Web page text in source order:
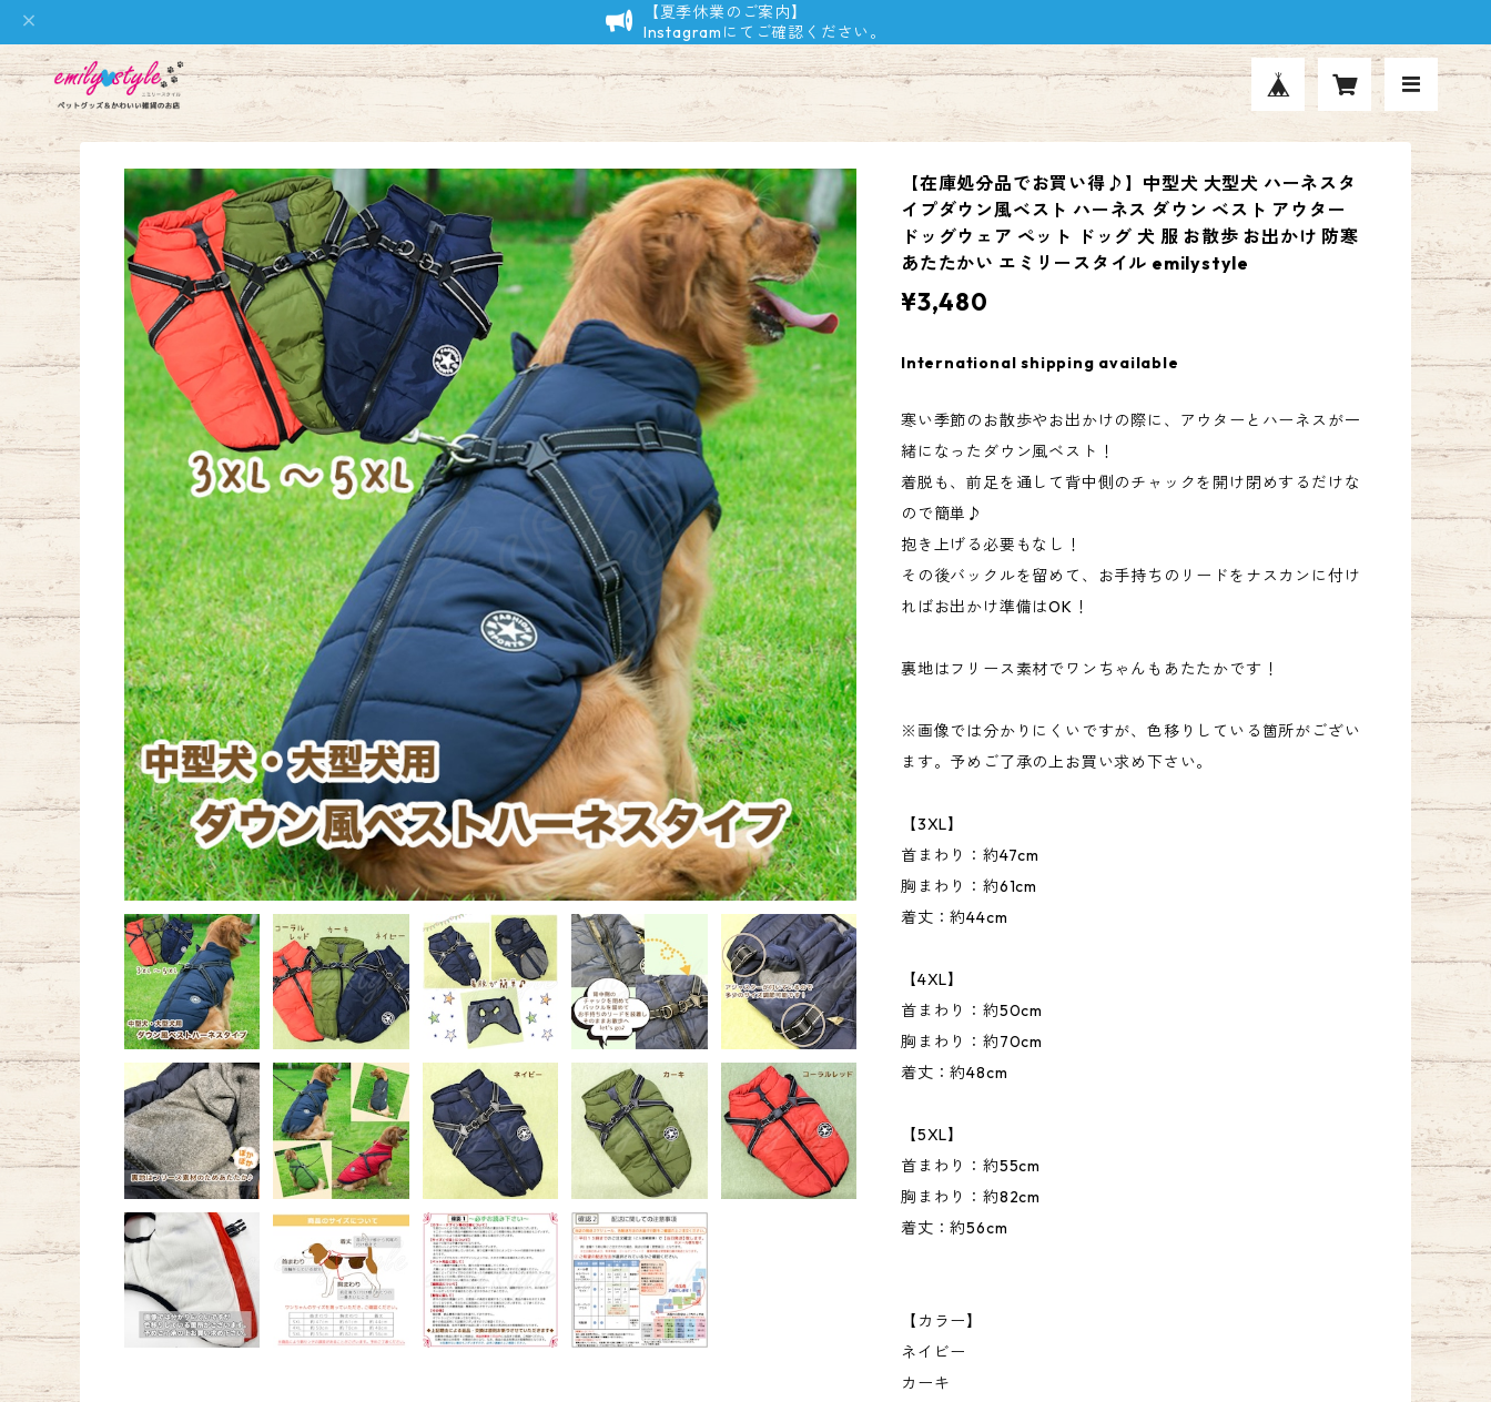
【夏季休業のご案内】
Instagramにてご確認ください。
【在庫処分品でお買い得♪】中型犬 大型犬 ハーネスタ
イプダウン風ベスト ハーネス ダウン ベスト アウター
ドッグウェア ペット ドッグ 犬 服 お散歩 お出かけ 防寒
あたたかい エミリースタイル emilystyle
¥3,480
International shipping available
寒い季節のお散歩やお出かけの際に、アウターとハーネスが一
緒になったダウン風ベスト！
着脱も、前足を通して背中側のチャックを開け閉めするだけな
ので簡単♪
抱き上げる必要もなし！
その後バックルを留めて、お手持ちのリードをナスカンに付け
ればお出かけ準備はOK！
裏地はフリース素材でワンちゃんもあたたかです！
※画像では分かりにくいですが、色移りしている箇所がござい
ます。予めご了承の上お買い求め下さい。
【3XL】
首まわり：約47cm
胸まわり：約61cm
着丈：約44cm
【4XL】
首まわり：約50cm
胸まわり：約70cm
着丈：約48cm
【5XL】
首まわり：約55cm
胸まわり：約82cm
着丈：約56cm
【カラー】
ネイビー
カーキ